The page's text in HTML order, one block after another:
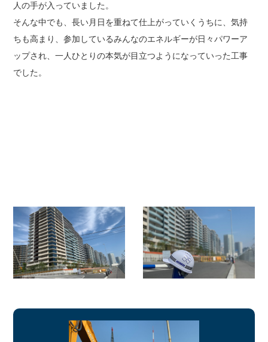
人の手が入っていました。
そんな中でも、長い月日を重ねて仕上がっていくうちに、気持
ちも高まり、参加しているみんなのエネルギーが日々パワーア
ップされ、一人ひとりの本気が目立つようになっていった工事
でした。